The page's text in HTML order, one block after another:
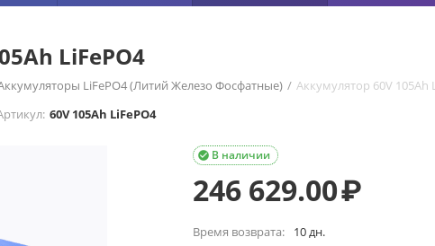
LiFePO4
LiFePO4 (Литий Железо Фосфатные) / Аккумулятор 60V 105Ah
60V 105Ah LiFePO4
В наличии

246 629.00₽
Время возврата: 10 дн.